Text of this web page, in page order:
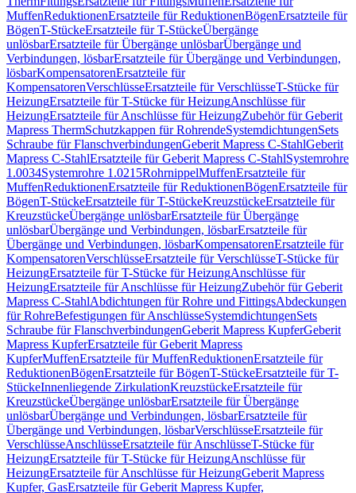
MuffenReduktionenErsatzteile für ReduktionenBögenErsatzteile für
BögenT-StückeErsatzteile für T-StückeÜbergänge
unlösbarErsatzteile für Übergänge unlösbarÜbergänge und
Verbindungen, lösbarErsatzteile für Übergänge und Verbindungen,
lösbarKompensatorenErsatzteile für
KompensatorenVerschlüsseErsatzteile für VerschlüsseT-Stücke für
HeizungErsatzteile für T-Stücke für HeizungAnschlüsse für
HeizungErsatzteile für Anschlüsse für HeizungZubehör für Geberit
Mapress ThermSchutzkappen für RohrendeSystemdichtungenSets
Schraube für FlanschverbindungenGeberit Mapress C-StahlGeberit
Mapress C-StahlErsatzteile für Geberit Mapress C-StahlSystemrohre
1.0034Systemrohre 1.0215RohrnippelMuffenErsatzteile für
MuffenReduktionenErsatzteile für ReduktionenBögenErsatzteile für
BögenT-StückeErsatzteile für T-StückeKreuzstückeErsatzteile für
KreuzstückeÜbergänge unlösbarErsatzteile für Übergänge
unlösbarÜbergänge und Verbindungen, lösbarErsatzteile für
Übergänge und Verbindungen, lösbarKompensatorenErsatzteile für
KompensatorenVerschlüsseErsatzteile für VerschlüsseT-Stücke für
HeizungErsatzteile für T-Stücke für HeizungAnschlüsse für
HeizungErsatzteile für Anschlüsse für HeizungZubehör für Geberit
Mapress C-StahlAbdichtungen für Rohre und FittingsAbdeckungen
für RohreBefestigungen für AnschlüsseSystemdichtungenSets
Schraube für FlanschverbindungenGeberit Mapress KupferGeberit
Mapress KupferErsatzteile für Geberit Mapress
KupferMuffenErsatzteile für MuffenReduktionenErsatzteile für
ReduktionenBögenErsatzteile für BögenT-StückeErsatzteile für T-
StückeInnenliegende ZirkulationKreuzstückeErsatzteile für
KreuzstückeÜbergänge unlösbarErsatzteile für Übergänge
unlösbarÜbergänge und Verbindungen, lösbarErsatzteile für
Übergänge und Verbindungen, lösbarVerschlüsseErsatzteile für
VerschlüsseAnschlüsseErsatzteile für AnschlüsseT-Stücke für
HeizungErsatzteile für T-Stücke für HeizungAnschlüsse für
HeizungErsatzteile für Anschlüsse für HeizungGeberit Mapress
Kupfer, GasErsatzteile für Geberit Mapress Kupfer,